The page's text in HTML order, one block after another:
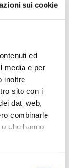
sui cookie
ed
media e per
inoltre
sito con i
dati web,
combinarle
che hanno